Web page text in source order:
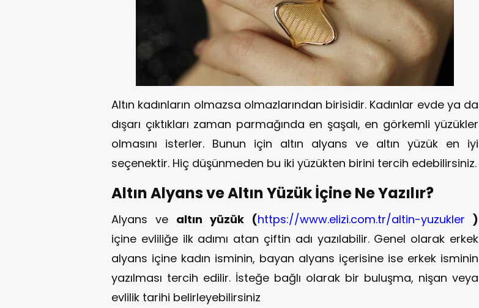
Altın kadınların olmazsa olmazlarından birisidir. Kadınlar evde ya da
dışarı çıktıkları zaman parmağında en şaşalı, en görkemli yüzükler
olmasını isterler. Bunun için altın alyans ve altın yüzük en iyi
seçenektir. Hiç düşünmeden bu iki yüzükten birini tercih edebilirsiniz.
Altın Alyans ve Altın Yüzük İçine Ne Yazılır?
Alyans ve altın yüzük (https://www.elizi.com.tr/altin-yuzukler )
içine evliliğe ilk adımı atan çiftin adı yazılabilir. Genel olarak erkek
alyans içine kadın isminin, bayan alyans içerisine ise erkek isminin
yazılması tercih edilir. İsteğe bağlı olarak bir buluşma, nişan veya
evlilik tarihi belirleyebilirsiniz